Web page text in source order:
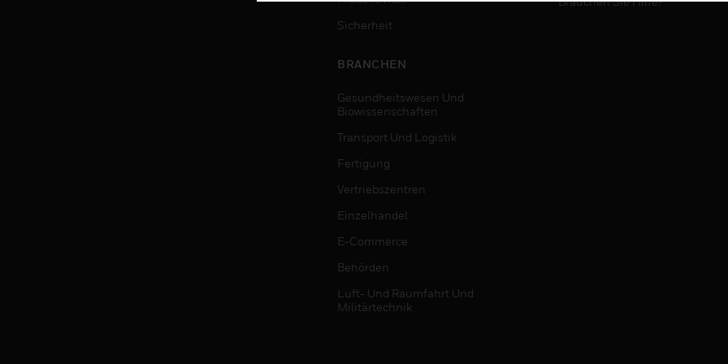
Sicherheit
BRANCHEN
Gesundheitswesen Und
Biowissenschaften
Transport Und Logistik
Fertigung
Vertriebszentren
Einzelhandel
E-Commerce
Behörden
Luft- Und Raumfahrt Und
Militärtechnik